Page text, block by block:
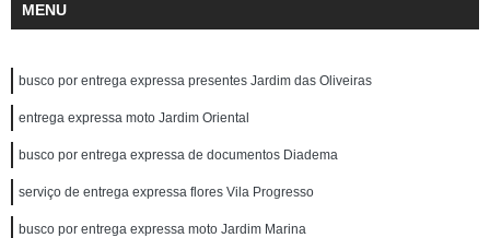
MENU
busco por entrega expressa presentes Jardim das Oliveiras
entrega expressa moto Jardim Oriental
busco por entrega expressa de documentos Diadema
serviço de entrega expressa flores Vila Progresso
busco por entrega expressa moto Jardim Marina